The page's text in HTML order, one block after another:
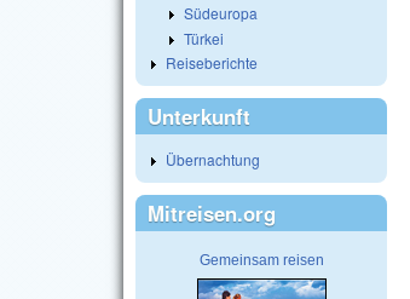
Südeuropa
Türkei
Reiseberichte
Unterkunft
Übernachtung
Mitreisen.org
Gemeinsam reisen